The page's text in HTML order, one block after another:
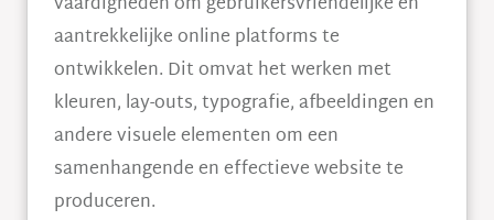
aantrekkelijke online platforms te
ontwikkelen. Dit omvat het werken met
kleuren, lay-outs, typografie, afbeeldingen en
andere visuele elementen om een
samenhangende en effectieve website te
produceren.